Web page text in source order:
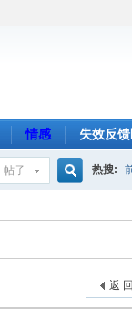
情感 失效反
帖子 热搜:
返